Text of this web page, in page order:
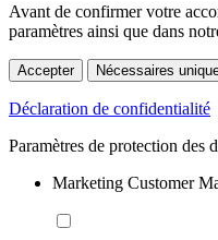
Avant de confirmer votre
paramètres ainsi que dans
Accepter Nécessaires
Déclaration de confidentialité
Paramètres de protection des
Marketing Customer